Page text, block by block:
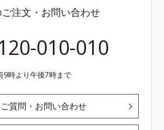
注文・お問い合わせ
010-010
9時より午後7時まで
質問・お問い合わせ